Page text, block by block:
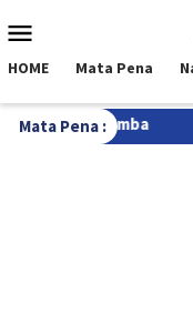
ke
Mobile
HOME Mata Pena
Mata Pena :
RI ke-81 di Kabupaten